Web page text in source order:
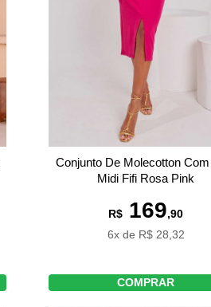
Conjunto De Molecotton
Midi Fifi Rosa Pink
R$ 169,90
6x de R$ 28,32
COMPRAR